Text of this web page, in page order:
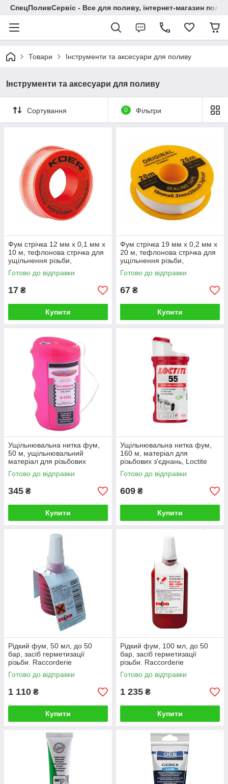
СпецПоливСервіс - Все для поливу, інтернет-магазин
Товари Інструменти та аксесуари для поливу
Інструменти та аксесуари для поливу
Сортування 0 Фільтри
Фум стрічка 12 мм х 0,1 мм х
10 м, тефлонова стрічка для
ущільнення різьби,
обмотувальна, KOER
Готово до відправки
17 ₴
Купити
Фум стрічка 19 мм х 0,2 мм х
20 м, тефлонова стрічка для
ущільнення різьби,
обмотувальна, широка,
PROFI
Готово до відправки
67 ₴
Купити
Ущільнювальна нитка фум,
50 м, ущільнювальний
матеріал для різьбових
з'єднань, CRISTAL. Україна
Готово до відправки
345 ₴
Купити
Ущільнювальна нитка фум,
160 м, матеріал для
різьбових з'єднань, Loctite
HENKEL, Німеччина
Готово до відправки
609 ₴
Купити
Рідкий фум, 50 мл, до 50
бар, засіб герметизації
різьби. Raccorderie
Metalliche, Італія
Готово до відправки
1 110 ₴
Купити
Рідкий фум, 100 мл, до 50
бар, засіб герметизації
різьби. Raccorderie
Metalliche, Італія
Готово до відправки
1 235 ₴
Купити